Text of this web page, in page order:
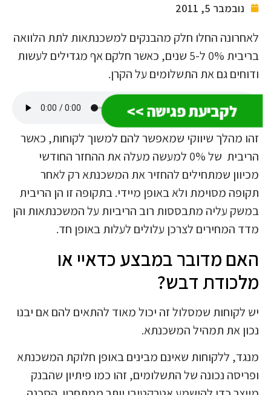
לקביעת פגישה >>
נובמבר 5, 2011
לאחרונה החלו חלק מהבנקים למשכנתאות לתת הלוואה
בריבית 0% ל-5 שנים, כאשר חלקם אף מגדילים לעשות
ודוחים גם את התשלומים על הקרן.
זהו מהלך שיווקי שמאפשר להם למשוך לקוחות, כאשר
הריבית של 0% למעשה מעלה את ההחזר החודשי
מכיוון שמתחילים להחזיר את המשכנתא רק לאחר
תקופה מסוימת ולא באופן מיידי. בתקופה זו הן הריבית
במשק עליה מתבססות רוב הריביות על המשכנתאות והן
מדד המחירים לצרכן עלולים לעלות באופן חד.
האם מדובר במבצע כדאיי או
מלכודת דבש?
יש לקוחות שמסלול זה יכול מאוד להתאים להם אם יבנו
נכון את תמהיל המשכנתא.
מנגד, ללקוחות שאינם מבינים באופן חלוקת המשכנתא
ופריסה נכונה של התשלומים, זהו כמו פיתיון שהבנק